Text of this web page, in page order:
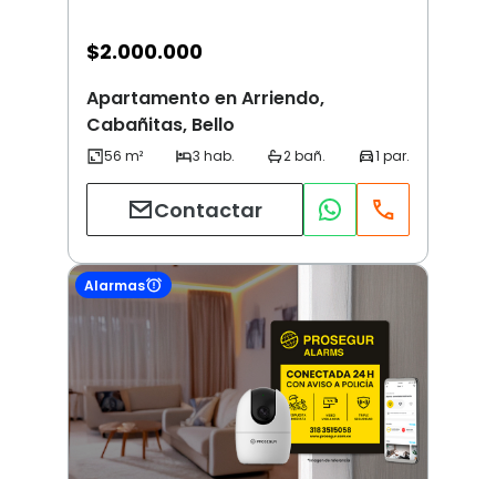
$2.000.000
Apartamento en Arriendo,
Cabañitas, Bello
Contactar
Alarmas